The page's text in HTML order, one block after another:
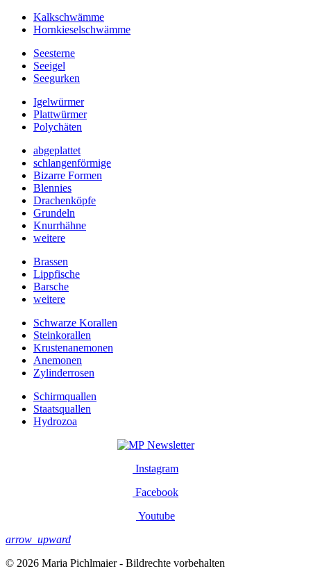
Kalkschwämme
Hornkieselschwämme
Seesterne
Seeigel
Seegurken
Igelwürmer
Plattwürmer
Polychäten
abgeplattet
schlangenförmige
Bizarre Formen
Blennies
Drachenköpfe
Grundeln
Knurrhähne
weitere
Brassen
Lippfische
Barsche
weitere
Schwarze Korallen
Steinkorallen
Krustenanemonen
Anemonen
Zylinderrosen
Schirmquallen
Staatsquallen
Hydrozoa
Newsletter
Instagram
Facebook
Youtube
arrow_upward
© 2026 Maria Pichlmaier - Bildrechte vorbehalten